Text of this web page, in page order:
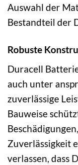
Auswahl der
Bestandteil der
Robuste
Duracell
auch unter
zuverlässige
Bauweise
Zuverlässigkeit
verlassen, dass